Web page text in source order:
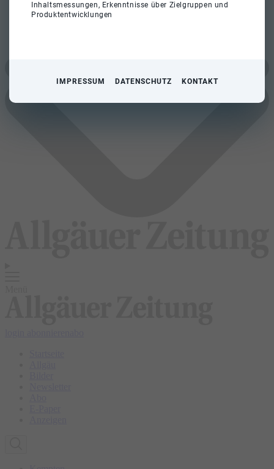
Inhaltsmessungen, Erkenntnisse über Zielgruppen und
Produktentwicklungen
IMPRESSUM DATENSCHUTZ KONTAKT